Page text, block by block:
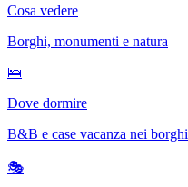
Cosa vedere
Borghi, monumenti e natura
🛌
Dove dormire
B&B e case vacanza nei borghi
🎭